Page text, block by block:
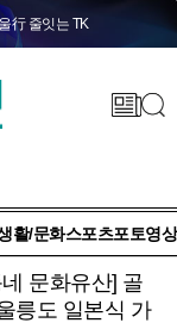
行 줄잇는 TK
활/문화스포츠포토영상
문화유산] 골
릉도 일본식 가